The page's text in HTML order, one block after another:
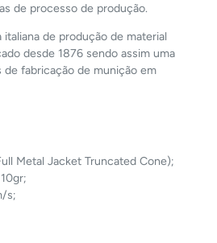
de processo de produção.
de produção de material
desde 1876 sendo assim uma
de fabricação de munição em
Metal Jacket Truncated Cone);
s;